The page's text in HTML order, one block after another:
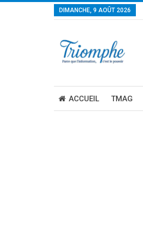
DIMANCHE, 9 AOÛT 2026
ACCUEIL TMAG